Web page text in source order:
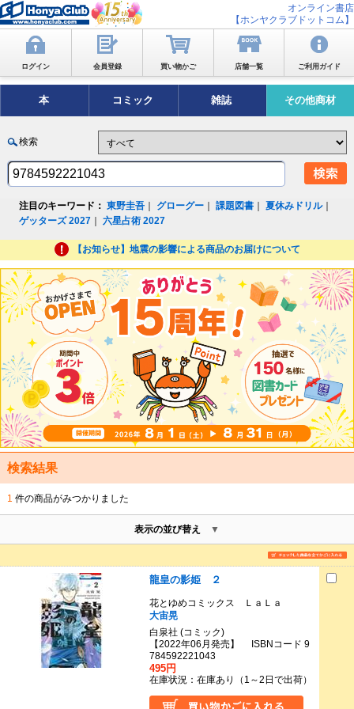
オンライン書店
【ホンヤクラブドットコム】
ログイン 会員登録 買い物かご 店舗一覧 ご利用ガイド
本 コミック 雑誌 その他商材
検索
注目のキーワード： 東野圭吾 グローグー ｜課題図書 ｜夏休みドリル｜
ゲッターズ 2027 ｜六星占術 2027
【お知らせ】地震の影響による商品のお届けについて
検索結果
1 件の商品がみつかりました
表示の並び替え
龍皇の影姫 ２
花とゆめコミックス ＬａＬａ
大宙晃
白泉社 (コミック)
【2022年06月発売】 ISBNコード 9
784592221043
495円
在庫状況：在庫あり（1～2日で出荷）